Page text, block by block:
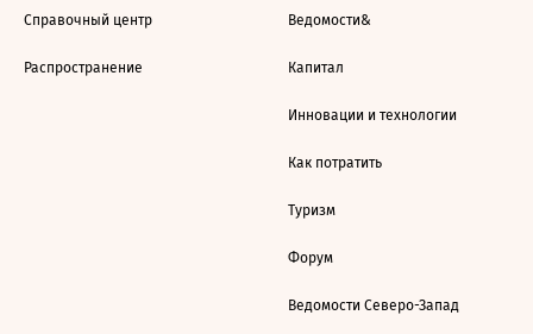
Справочный центр
Распространение
Ведомости&
Капитал
Инновации и технологии
Как потратить
Туризм
Форум
Ведомости Северо-Запад